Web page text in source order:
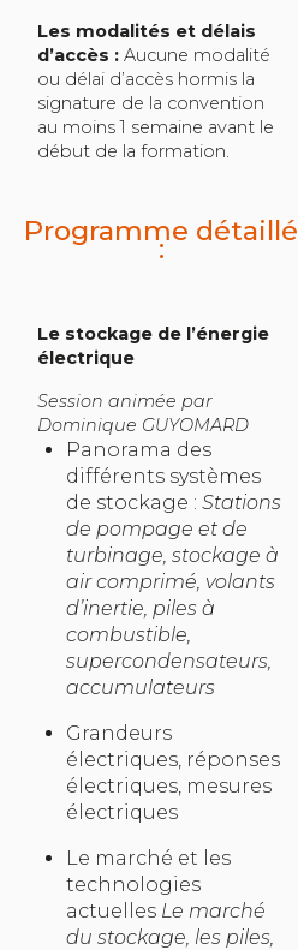
Les modalités et délais
d’accès :Aucune modalité
ou délai d’accès hormis la
signature de la convention
au moins 1 semaine avant le
début de la formation.
Programme détaillé
:
Le stockage de l’énergie
électrique
Session animée par
Dominique GUYOMARD
Panorama des
différents systèmes
de stockage :Stations
de pompage et de
turbinage, stockage à
air comprimé, volants
d’inertie, piles à
combustible,
supercondensateurs,
accumulateurs
Grandeurs
électriques, réponses
électriques, mesures
électriques
Le marché et les
technologies
actuelles Le marché
du stockage, les piles,